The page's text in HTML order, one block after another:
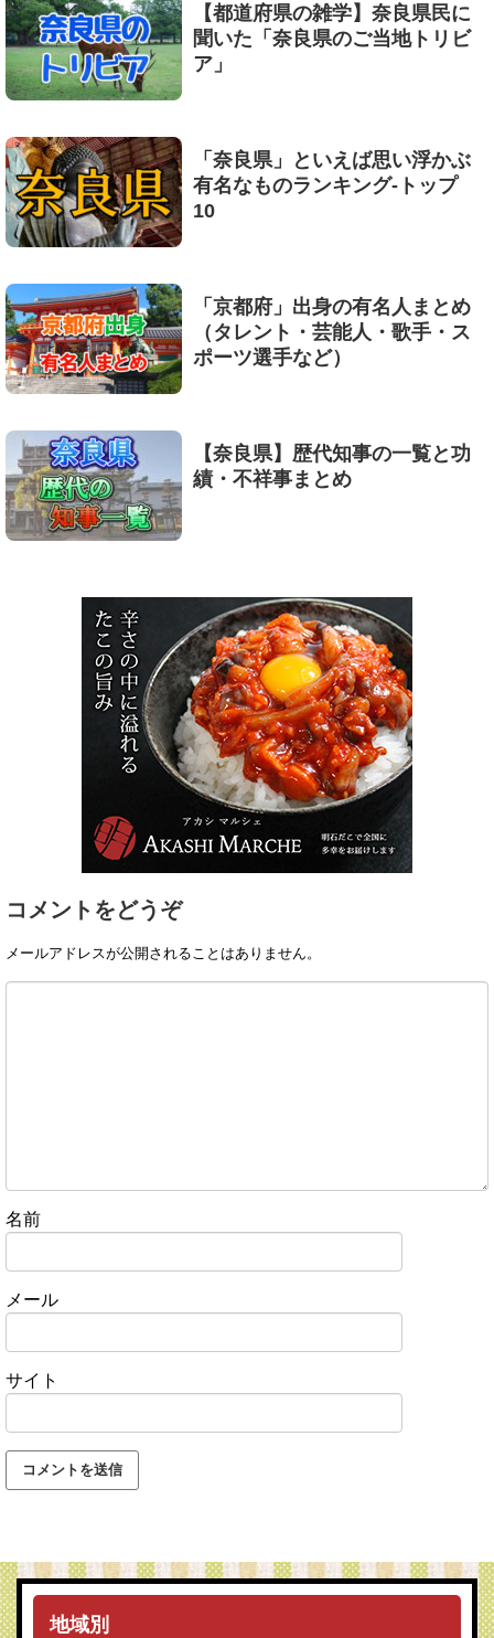
【都道府県の雑学】奈良県民に
聞いた「奈良県のご当地トリビ
ア」
「奈良県」といえば思い浮かぶ
有名なものランキング-トップ
10
「京都府」出身の有名人まとめ
（タレント・芸能人・歌手・ス
ポーツ選手など）
【奈良県】歴代知事の一覧と功
績・不祥事まとめ
コメントをどうぞ
メールアドレスが公開されることはありません。
名前
メール
サイト
地域別